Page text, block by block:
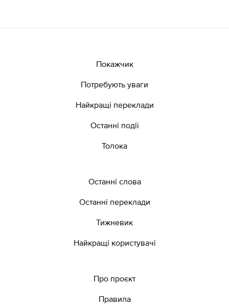
Покажчик
Потребують уваги
Найкращі переклади
Останні події
Толока
Останні слова
Останні переклади
Тижневик
Найкращі користувачі
Про проєкт
Правила